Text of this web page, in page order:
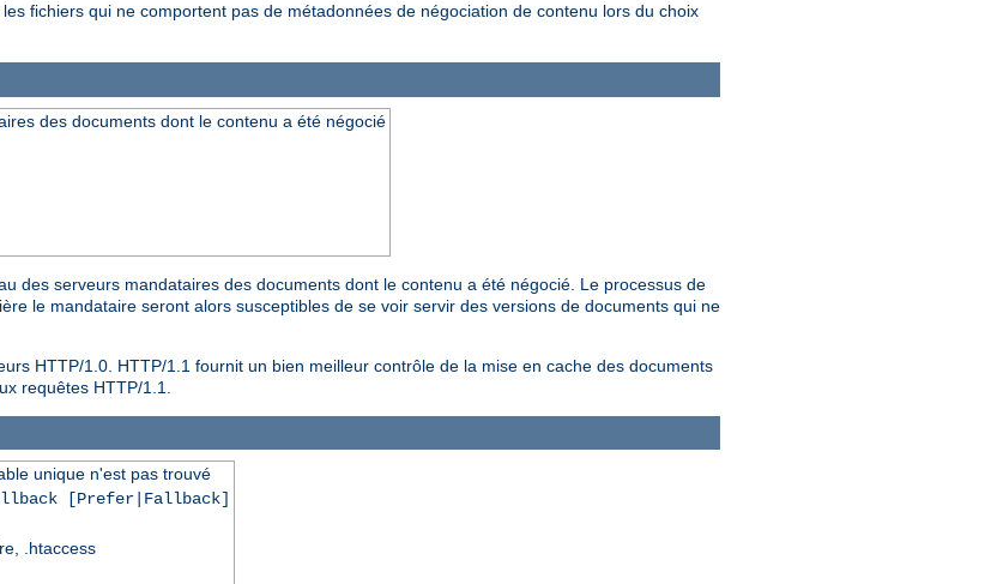
fichiers qui ne comportent pas de métadonnées de négociation de contenu lors du choix
des documents dont le contenu a été négocié
des serveurs mandataires des documents dont le contenu a été négocié. Le processus de
le mandataire seront alors susceptibles de se voir servir des versions de documents qui ne
HTTP/1.0. HTTP/1.1 fournit un bien meilleur contrôle de la mise en cache des documents
requêtes HTTP/1.1.
unique n'est pas trouvé
[Prefer|Fallback]
.htaccess